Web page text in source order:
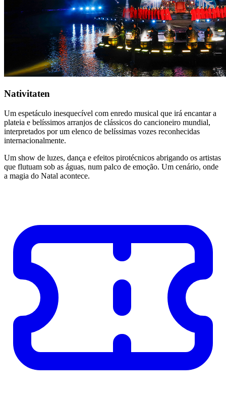
Nativitaten
Um espetáculo inesquecível com enredo musical que irá encantar a
plateia e belíssimos arranjos de clássicos do cancioneiro mundial,
interpretados por um elenco de belíssimas vozes reconhecidas
internacionalmente.
Um show de luzes, dança e efeitos pirotécnicos abrigando os artistas
que flutuam sob as águas, num palco de emoção. Um cenário, onde
a magia do Natal acontece.